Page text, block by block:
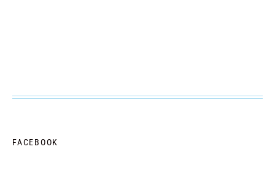
FACEBOOK